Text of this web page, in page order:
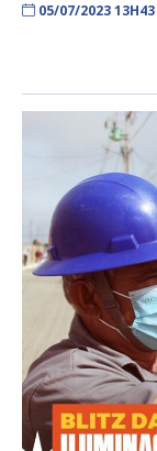
05/07/2023 13H43